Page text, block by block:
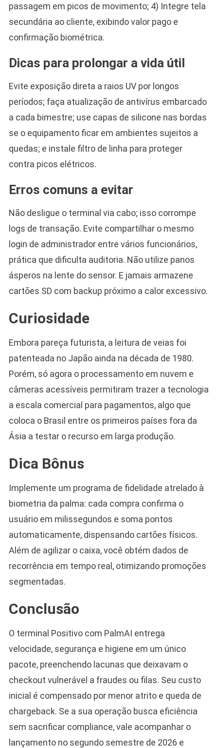
passagem em picos de movimento; 4) Integre tela
secundária ao cliente, exibindo valor pago e
confirmação biométrica.
Dicas para prolongar a vida útil
Evite exposição direta a raios UV por longos
períodos; faça atualização de antivírus embarcado
a cada bimestre; use capas de silicone nas bordas
se o equipamento ficar em ambientes sujeitos a
quedas; e instale filtro de linha para proteger
contra picos elétricos.
Erros comuns a evitar
Não desligue o terminal via cabo; isso corrompe
logs de transação. Evite compartilhar o mesmo
login de administrador entre vários funcionários,
prática que dificulta auditoria. Não utilize panos
ásperos na lente do sensor. E jamais armazene
cartões SD com backup próximo a calor excessivo.
Curiosidade
Embora pareça futurista, a leitura de veias foi
patenteada no Japão ainda na década de 1980.
Porém, só agora o processamento em nuvem e
câmeras acessíveis permitiram trazer a tecnologia
a escala comercial para pagamentos, algo que
coloca o Brasil entre os primeiros países fora da
Ásia a testar o recurso em larga produção.
Dica Bônus
Implemente um programa de fidelidade atrelado à
biometria da palma: cada compra confirma o
usuário em milissegundos e soma pontos
automaticamente, dispensando cartões físicos.
Além de agilizar o caixa, você obtém dados de
recorrência em tempo real, otimizando promoções
segmentadas.
Conclusão
O terminal Positivo com PalmAI entrega
velocidade, segurança e higiene em um único
pacote, preenchendo lacunas que deixavam o
checkout vulnerável a fraudes ou filas. Seu custo
inicial é compensado por menor atrito e queda de
chargeback. Se a sua operação busca eficiência
sem sacrificar compliance, vale acompanhar o
lançamento no segundo semestre de 2026 e